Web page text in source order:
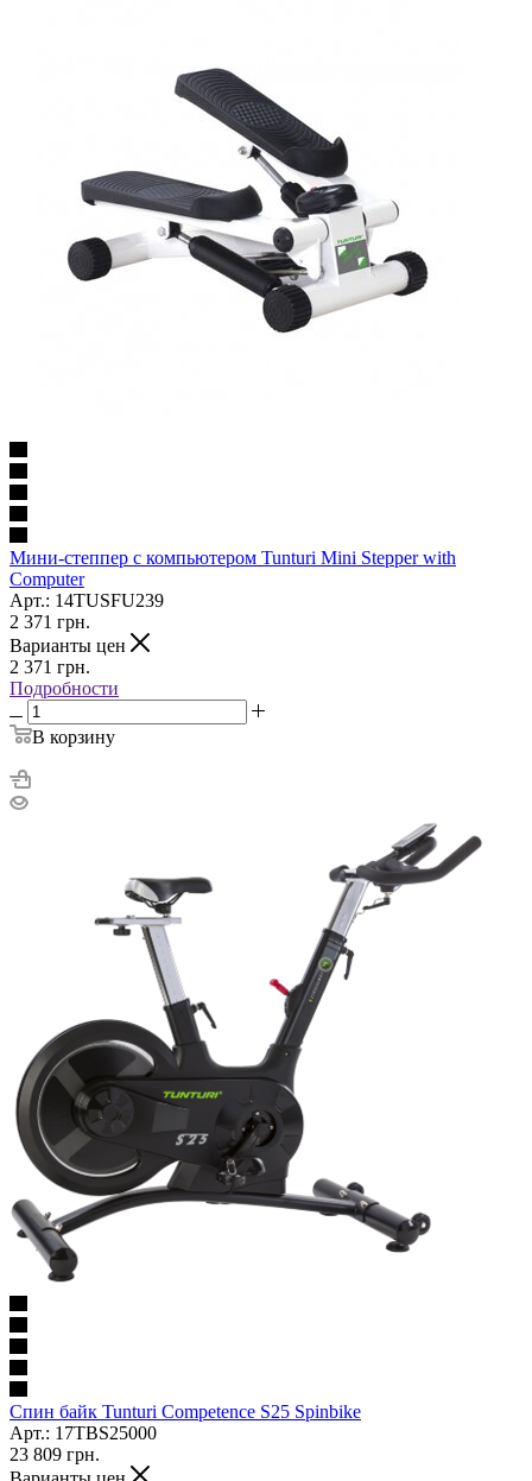
Мини-степпер с компьютером Tunturi Mini Stepper with
Computer
Арт.: 14TUSFU239
2 371 грн.
Варианты цен
2 371 грн.
Подробности
В корзину
Cпин байк Tunturi Competence S25 Spinbike
Арт.: 17TBS25000
23 809 грн.